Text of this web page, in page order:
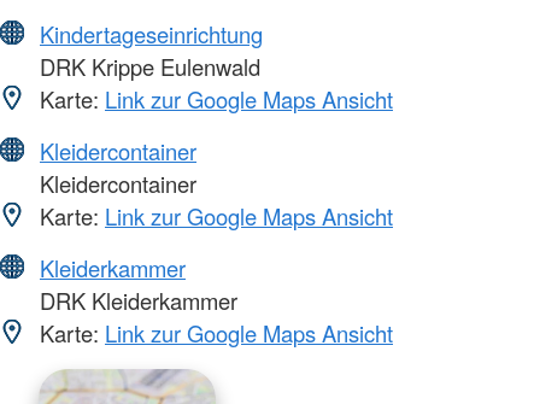
Kindertageseinrichtung
DRK Krippe Eulenwald
Karte: Link zur Google Maps Ansicht
Kleidercontainer
Kleidercontainer
Karte: Link zur Google Maps Ansicht
Kleiderkammer
DRK Kleiderkammer
Karte: Link zur Google Maps Ansicht